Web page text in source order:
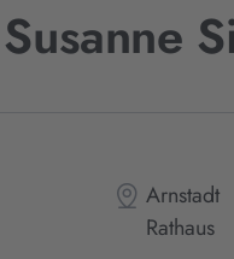
Arnstadt
Rathaus